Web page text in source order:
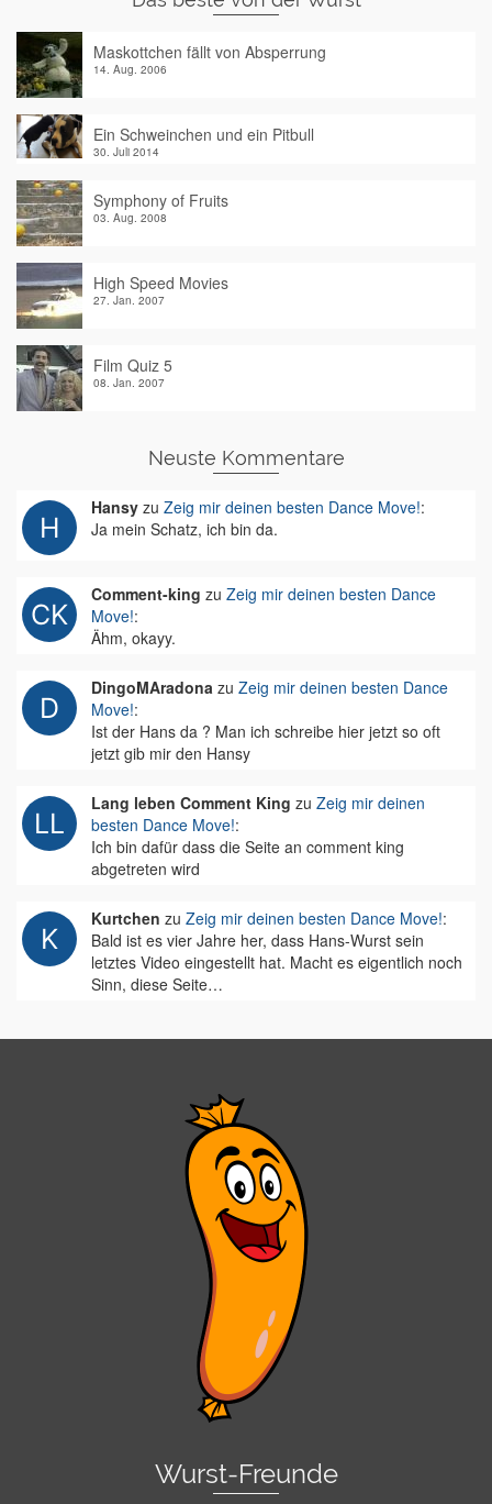
Maskottchen fällt von Absperrung
14. Aug. 2006
Ein Schweinchen und ein Pitbull
30. Juli 2014
Symphony of Fruits
03. Aug. 2008
High Speed Movies
27. Jan. 2007
Film Quiz 5
08. Jan. 2007
Neuste Kommentare
Hansy zu Zeig mir deinen besten Dance Move!:
Ja mein Schatz, ich bin da.
Comment-king zu Zeig mir deinen besten Dance
Move!:
Ähm, okayy.
DingoMAradona zu Zeig mir deinen besten Dance
Move!:
Ist der Hans da ? Man ich schreibe hier jetzt so oft
jetzt gib mir den Hansy
Lang leben Comment King zu Zeig mir deinen
besten Dance Move!:
Ich bin dafür dass die Seite an comment king
abgetreten wird
Kurtchen zu Zeig mir deinen besten Dance Move!:
Bald ist es vier Jahre her, dass Hans-Wurst sein
letztes Video eingestellt hat. Macht es eigentlich noch
Sinn, diese Seite…
Wurst-Freunde